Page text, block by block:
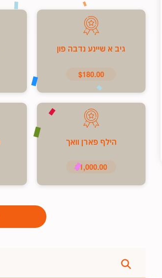
גיב א שיינע נדבה פון
$180.00
הילף פארן וואך
$1,000.00